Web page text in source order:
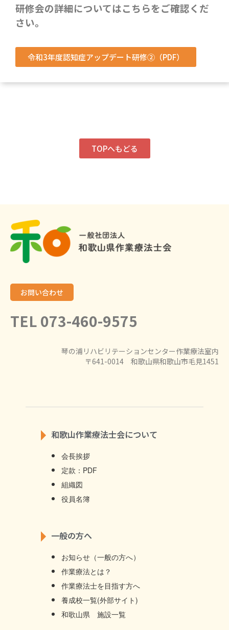
研修会の詳細についてはこちらをご確認くだ
さい。
令和3年度認知症アップデート研修②（PDF）
TOPへもどる
お問い合わせ
TEL 073-460-9575
琴の浦リハビリテーションセンター作業療法室内
〒641-0014 和歌山県和歌山市毛見1451
和歌山作業療法士会について
会長挨拶
定款：PDF
組織図
役員名簿
一般の方へ
お知らせ（一般の方へ）
作業療法とは？
作業療法士を目指す方へ
養成校一覧(外部サイト)
和歌山県 施設一覧